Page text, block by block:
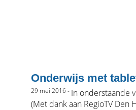
Onderwijs met
29 mei 2016 - In onderstaande
(Met dank aan RegioTV Den